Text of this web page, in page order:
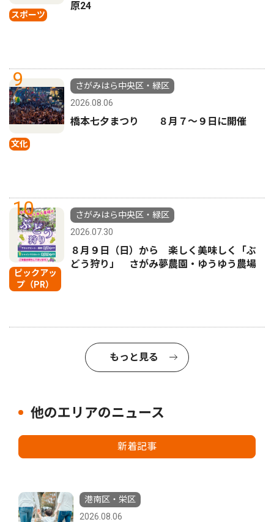
スポーツ
原24
9
文化
さがみはら中央区・緑区
2026.08.06
橋本七夕まつり ８月７〜９日に開催
10
ピックアッ
プ（PR）
さがみはら中央区・緑区
2026.07.30
８月９日（日）から 楽しく美味しく「ぶ
どう狩り」 さがみ夢農園・ゆうゆう農場
もっと見る
他のエリアのニュース
新着記事
港南区・栄区
2026.08.06